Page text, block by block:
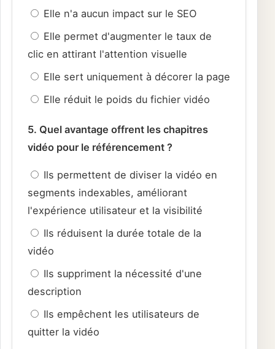
Elle n'a aucun impact sur le SEO
Elle permet d'augmenter le taux de
clic en attirant l'attention visuelle
Elle sert uniquement à décorer la page
Elle réduit le poids du fichier vidéo
5. Quel avantage offrent les chapitres
vidéo pour le référencement ?
Ils permettent de diviser la vidéo en
segments indexables, améliorant
l'expérience utilisateur et la visibilité
Ils réduisent la durée totale de la
vidéo
Ils suppriment la nécessité d'une
description
Ils empêchent les utilisateurs de
quitter la vidéo